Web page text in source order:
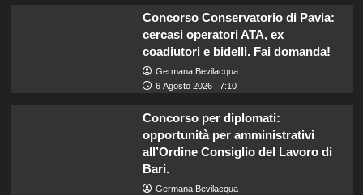
Concorso Conservatorio di Pavia:
cercasi operatori ATA, ex
coadiutori e bidelli. Fai domanda!
Germana Bevilacqua
6 Agosto 2026 : 7:10
Concorso per diplomati:
opportunità per amministrativi
all’Ordine Consiglio del Lavoro di
Bari.
Germana Bevilacqua